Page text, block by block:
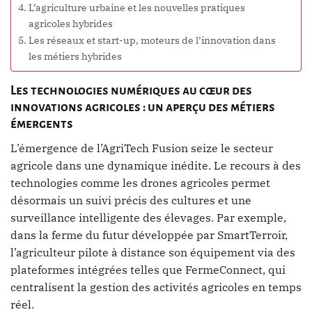
L’agriculture urbaine et les nouvelles pratiques
agricoles hybrides
Les réseaux et start-up, moteurs de l’innovation dans
les métiers hybrides
Les technologies numériques au cœur des
innovations agricoles : un aperçu des métiers
émergents
L’émergence de l’AgriTech Fusion seize le secteur
agricole dans une dynamique inédite. Le recours à des
technologies comme les drones agricoles permet
désormais un suivi précis des cultures et une
surveillance intelligente des élevages. Par exemple,
dans la ferme du futur développée par SmartTerroir,
l’agriculteur pilote à distance son équipement via des
plateformes intégrées telles que FermeConnect, qui
centralisent la gestion des activités agricoles en temps
réel.